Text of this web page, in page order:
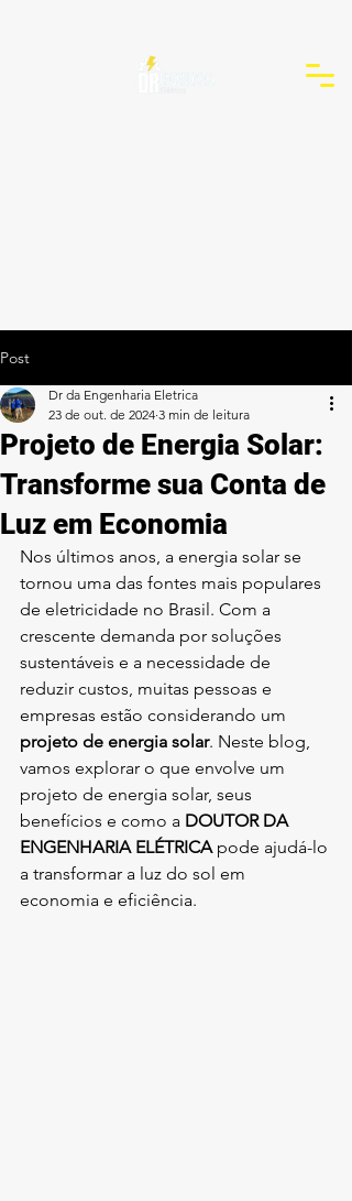
Post
Projeto de Energia Solar:
Transforme sua Conta de
Luz em Economia
Dr da Engenharia Eletrica
23 de out. de 2024 3 min de leitura
Nos últimos anos, a energia solar se
tornou uma das fontes mais populares
de eletricidade no Brasil. Com a
crescente demanda por soluções
sustentáveis e a necessidade de
reduzir custos, muitas pessoas e
empresas estão considerando um
projeto de energia solar. Neste blog,
vamos explorar o que envolve um
projeto de energia solar, seus
benefícios e como a DOUTOR DA
ENGENHARIA ELÉTRICA pode ajudá-lo
a transformar a luz do sol em
economia e eficiência.